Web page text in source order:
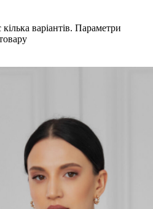
варіантів. Параметри